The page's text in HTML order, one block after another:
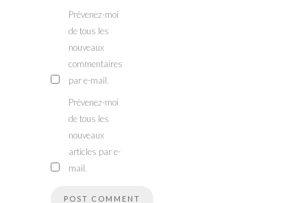
Prévenez-moi
de tous les
nouveaux
commentaires
par e-mail.
Prévenez-moi
de tous les
nouveaux
articles par e-
mail.